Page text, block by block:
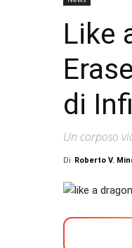
Like
di
Un corposo
Di Roberto V.